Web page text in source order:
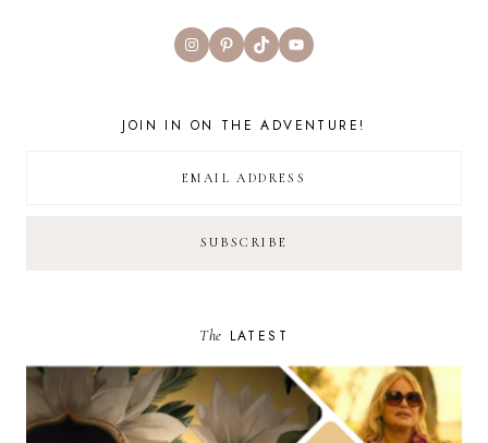
InstagramPinterest
TikTokYouTube
JOIN IN ON THE ADVENTURE!
The LATEST